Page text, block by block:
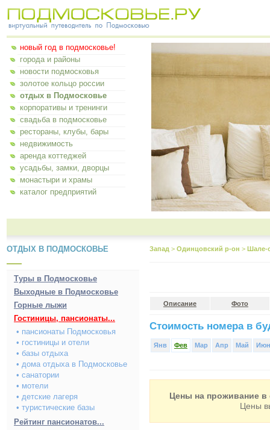
новый год в подмосковье!
города и районы
новости подмосковья
золотое кольцо россии
отдых в Подмосковье
корпоративы и тренинги
свадьба в подмосковье
рестораны, клубы, бары
недвижимость
аренда коттеджей
усадьбы, замки, дворцы
монастыри и храмы
каталог предприятий
ОТДЫХ В ПОДМОСКОВЬЕ
Туры в Подмосковье
Выходные в Подмосковье
Горные лыжи
Гостиницы, пансионаты...
• пансионаты Подмосковья
• гостиницы и отели
• базы отдыха
• дома отдыха в Подмосковье
• санатории
• мотели
• детские лагеря
• туристические базы
Рейтинг пансионатов...
Запад > Одинцовский р-он > Шале-
Описание Фото
Стоимость номера в
Янв Фев Мар Апр Май Июн
Цены на проживание в
Цены